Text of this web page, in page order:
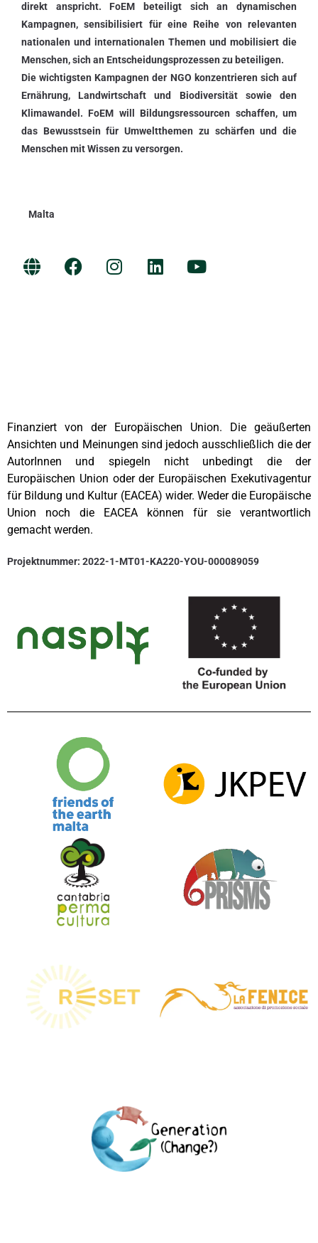
direkt anspricht. FoEM beteiligt sich an dynamischen
Kampagnen, sensibilisiert für eine Reihe von relevanten
nationalen und internationalen Themen und mobilisiert die
Menschen, sich an Entscheidungsprozessen zu beteiligen.
Die wichtigsten Kampagnen der NGO konzentrieren sich auf
Ernährung, Landwirtschaft und Biodiversität sowie den
Klimawandel. FoEM will Bildungsressourcen schaffen, um
das Bewusstsein für Umweltthemen zu schärfen und die
Menschen mit Wissen zu versorgen.
Malta
Finanziert von der Europäischen Union. Die geäußerten
Ansichten und Meinungen sind jedoch ausschließlich die der
AutorInnen und spiegeln nicht unbedingt die der
Europäischen Union oder der Europäischen Exekutivagentur
für Bildung und Kultur (EACEA) wider. Weder die Europäische
Union noch die EACEA können für sie verantwortlich
gemacht werden.
Projektnummer: 2022-1-MT01-KA220-YOU-000089059